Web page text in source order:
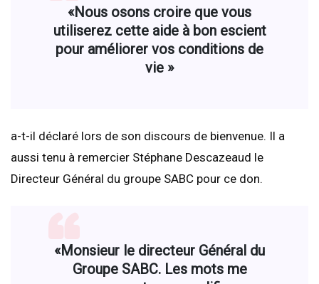
«Nous osons croire que vous
utiliserez cette aide à bon escient
pour améliorer vos conditions de
vie »
a-t-il déclaré lors de son discours de bienvenue. Il a
aussi tenu à remercier Stéphane Descazeaud le
Directeur Général du groupe SABC pour ce don.
«Monsieur le directeur Général du
Groupe SABC. Les mots me